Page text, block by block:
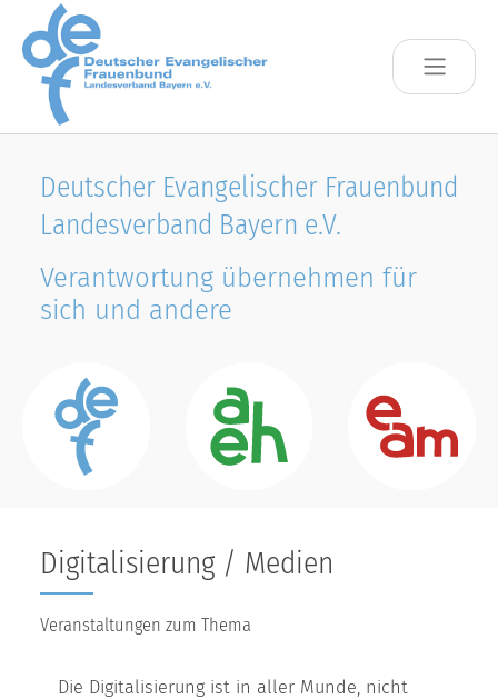
Skip to main content
Deutscher Evangelischer Frauenbund
Landesverband Bayern e.V.
Verantwortung übernehmen für
sich und andere
Digitalisierung / Medien
Veranstaltungen zum Thema
Die Digitalisierung ist in aller Munde, nicht